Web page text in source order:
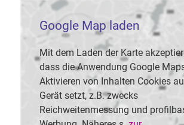
Google Map laden
Mit dem Laden der Karte
dass die Anwendung Google
Aktivieren von Inhalten Cookies
Gerät setzt, z.B. zwecks
Reichweitenmessung und